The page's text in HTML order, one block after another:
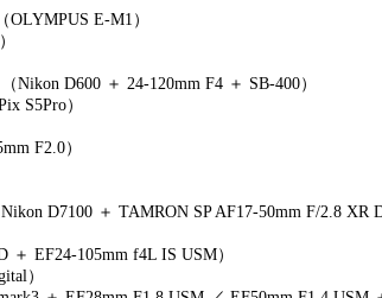
E-M1）
Nikon D600 ＋ 24-120mm F4 ＋ SB-400）
S5Pro）
F2.0）
D7100 ＋ TAMRON SP AF17-50mm F/2.8 XR
＋ EF24-105mm f4L IS USM）
）